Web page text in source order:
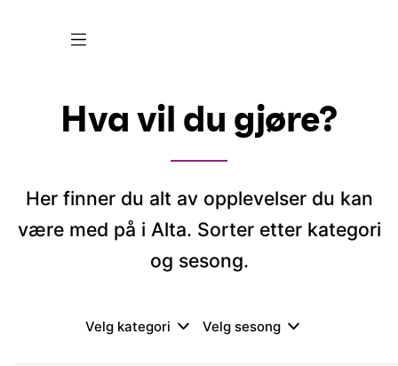
Hva vil du gjøre?
Her finner du alt av opplevelser du kan
være med på i Alta. Sorter etter kategori
og sesong.
Velg kategori Velg sesong